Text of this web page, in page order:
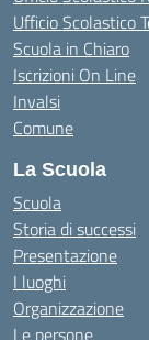
Ufficio Scolastico
Scuola in Chiaro
Iscrizioni On Line
Invalsi
Comune
La Scuola
Scuola
Storia di successi
Presentazione
I luoghi
Organizzazione
Le persone